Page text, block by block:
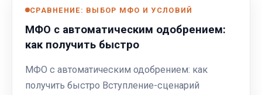
СРАВНЕНИЕ: ВЫБОР МФО И УСЛОВИЙ
МФО с автоматическим одобрением:
как получить быстро
МФО с автоматическим одобрением: как
получить быстро Вступление-сценарий